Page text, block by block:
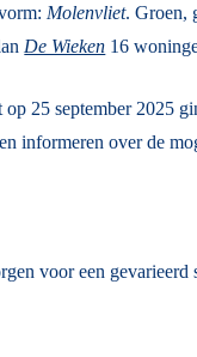
Molenvliet. Groen,
De Wieken 16
25 september 2025
informeren over de
voor een gevarieerd